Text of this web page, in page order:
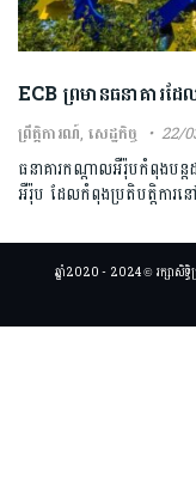
ECB ព្រមានធនាគារ
ព្រឹត្តិការណ៍,សេដ្ឋកិច្ច 22/
ធនាគារកណ្តាលអឺរ៉ុបកំពុងបន្
អឺរ៉ុប ដែលកំពុងប្រតិបត្តិការ
ឆ្នាំ2020 - 2024 © រក្សាសិទ្ធិ